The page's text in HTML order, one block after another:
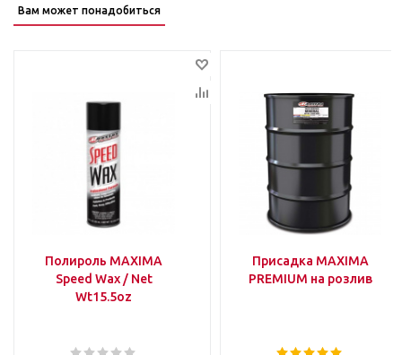
Вам может понадобиться
Полироль MAXIMA
Speed Wax / Net
Wt15.5oz
Присадка MAXIMA
PREMIUM на розлив